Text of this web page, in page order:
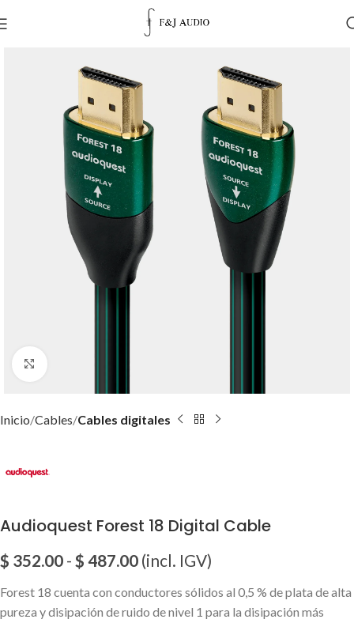
Inicio Cables Cables digitales
Audioquest Forest 18 Digital Cable
$ 352.00 - $ 487.00 (incl. IGV)
Forest 18 cuenta con conductores sólidos al 0,5 % de plata de alta
pureza y disipación de ruido de nivel 1 para la disipación más